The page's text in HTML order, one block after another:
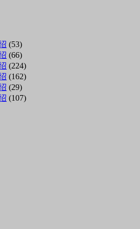
(53)
(66)
(224)
(162)
(29)
(107)